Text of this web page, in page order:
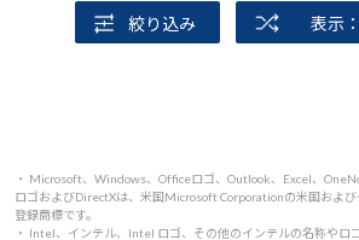
絞り込み 表示
・ Microsoft、Windows、Officeロゴ、Outlook、Excel、
ロゴおよびDirectXは、米国Microsoft Corporationの米国およ
登録商標です。
・ Intel、インテル、Intel ロゴ、その他のインテルの名称やロ